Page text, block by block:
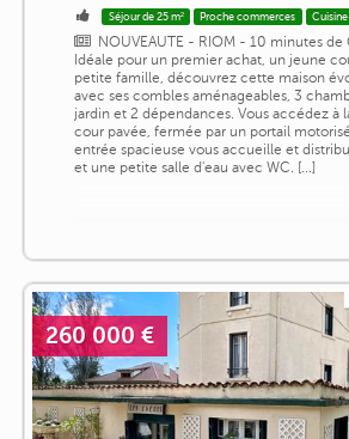
Séjour de 25 m² Proche commerces
NOUVEAUTE - RIOM - 10 minutes de
Idéale pour un premier achat, un jeune
petite famille, découvrez cette maison
avec ses combles aménageables, 3
jardin et 2 dépendances. Vous accédez à
cour pavée, fermée par un portail
entrée spacieuse vous accueille et
et une petite salle d'eau avec WC. [...]
260 000 €